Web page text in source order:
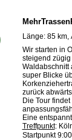
Länge: 85 km,
Wir starten in
steigend
Waldabschnitt
super Blicke
zurück
Die Tour
Eine
Treffpunkt:
Startpunkt